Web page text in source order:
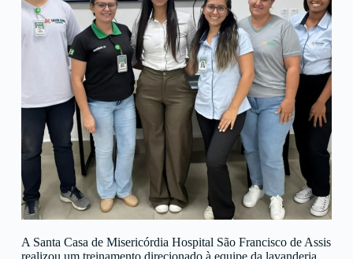
A Santa Casa de Misericórdia Hospital São Francisco de Assis